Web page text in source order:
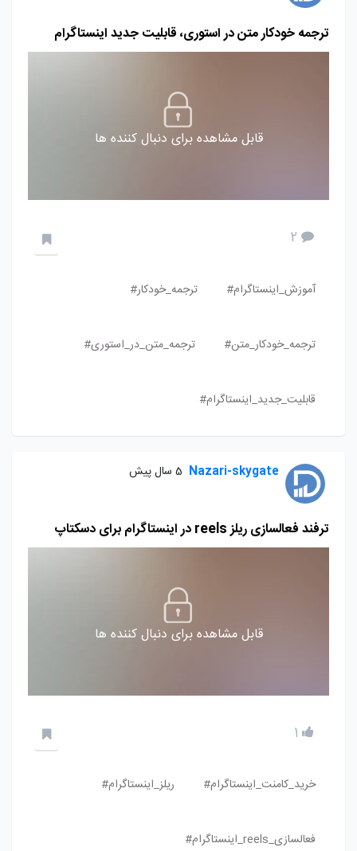
ترجمه خودکار متن در استوری، قابلیت جدید اینستاگرام
قابل مشاهده برای دنبال کننده ها
2
آموزش_اینستاگرام# ترجمه_خودکار#
ترجمه_خودکار_متن# ترجمه_متن_در_استوری#
قابلیت_جدید_اینستاگرام#
Nazari-skygate 5 سال پیش
ترفند فعالسازی ریلز reels در اینستاگرام برای دسکتاپ
قابل مشاهده برای دنبال کننده ها
1
خرید_کامنت_اینستاگرام# ریلز_اینستاگرام#
فعالسازی_reels_اینستاگرام#